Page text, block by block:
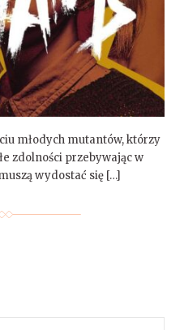
młodych mutantów, którzy
zdolności przebywając w
wydostać się […]